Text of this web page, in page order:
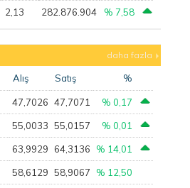
2,13 282.876.904 % 7,58
daha fazla
Alış Satış %
47,7026 47,7071 % 0,17
55,0033 55,0157 % 0,01
63,9929 64,3136 % 14,01
58,6129 58,9067 % 12,50